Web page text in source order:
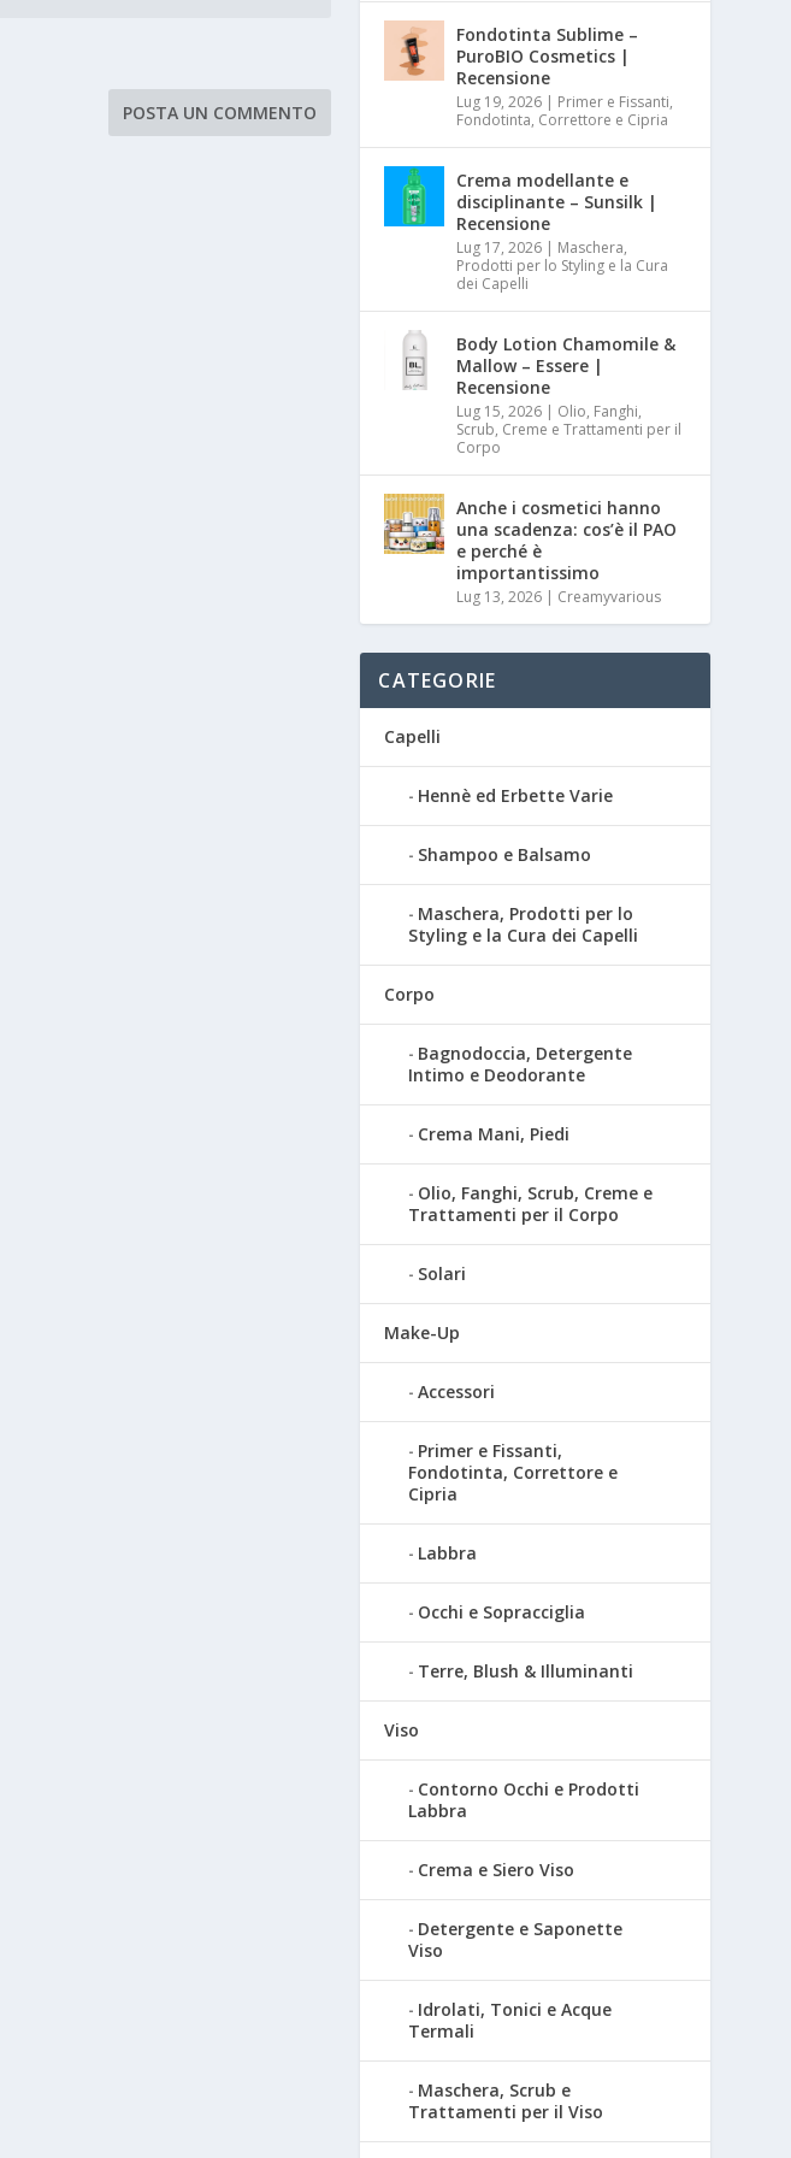
Fondotinta Sublime –
PuroBIO Cosmetics |
Recensione
Lug 19, 2026
Primer e Fissanti,
Fondotinta, Correttore e Cipria
Crema modellante e
disciplinante – Sunsilk |
Recensione
Lug 17, 2026
Maschera,
Prodotti per lo Styling e la Cura
dei Capelli
Body Lotion Chamomile &
Mallow – Essere |
Recensione
Lug 15, 2026
Olio, Fanghi,
Scrub, Creme e Trattamenti per il
Corpo
Anche i cosmetici hanno
una scadenza: cos’è il PAO
e perché è
importantissimo
Lug 13, 2026 Creamyvarious
CATEGORIE
Capelli
Hennè ed Erbette Varie
Shampoo e Balsamo
Maschera, Prodotti per lo
Styling e la Cura dei Capelli
Corpo
Bagnodoccia, Detergente
Intimo e Deodorante
Crema Mani, Piedi
Olio, Fanghi, Scrub, Creme e
Trattamenti per il Corpo
Solari
Make-Up
Accessori
Primer e Fissanti,
Fondotinta, Correttore e
Cipria
Labbra
Occhi e Sopracciglia
Terre, Blush & Illuminanti
Viso
Contorno Occhi e Prodotti
Labbra
Crema e Siero Viso
Detergente e Saponette
Viso
Idrolati, Tonici e Acque
Termali
Maschera, Scrub e
Trattamenti per il Viso